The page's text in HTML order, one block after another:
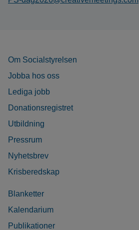
Om Socialstyrelsen
Jobba hos oss
Lediga jobb
Donationsregistret
Utbildning
Pressrum
Nyhetsbrev
Krisberedskap
Blanketter
Kalendarium
Publikationer